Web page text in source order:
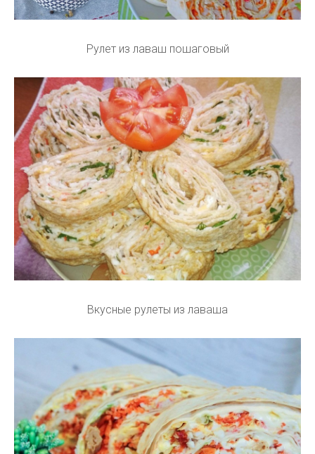
Рулет из лаваш пошаговый
Вкусные рулеты из лаваша